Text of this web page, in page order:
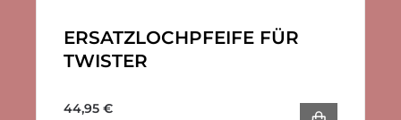
ERSATZLOCHPFEIFE FÜR
TWISTER
44,95 €